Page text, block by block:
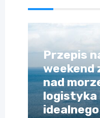
Przepis
weekend
nad
logistyka